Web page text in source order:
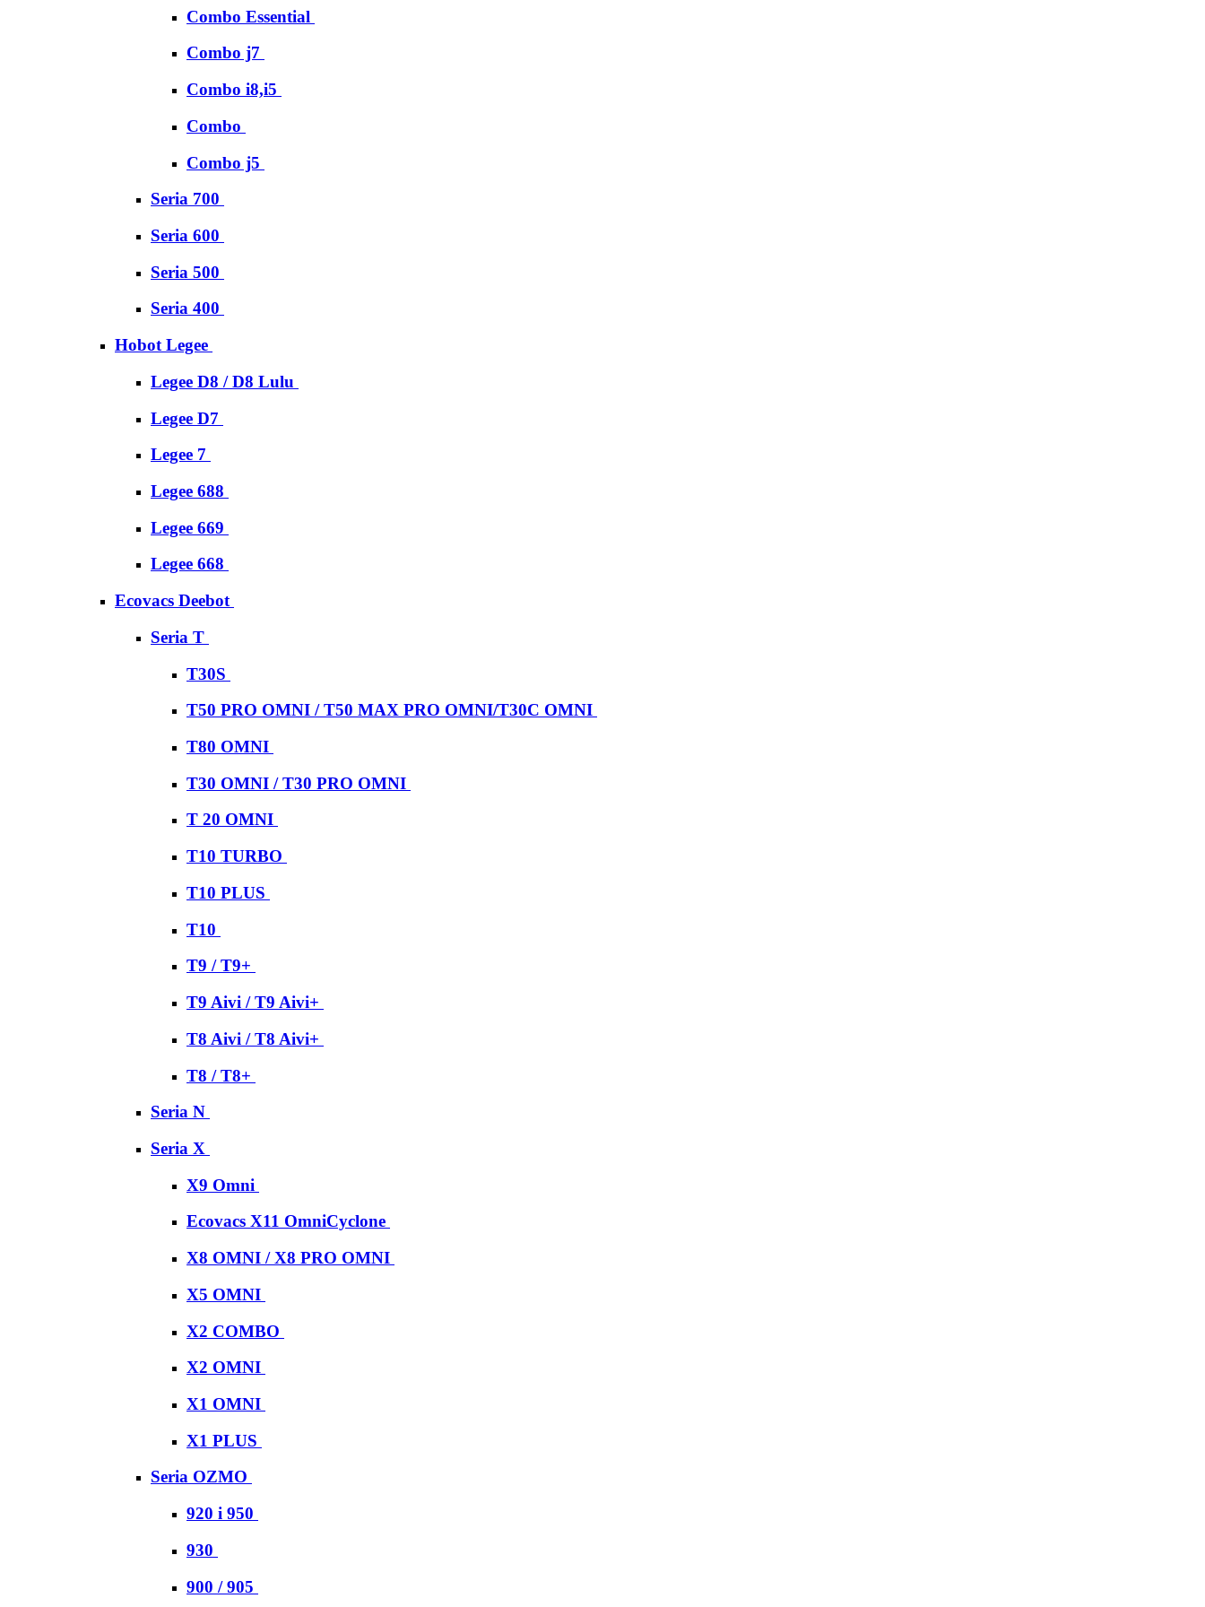
Combo Essential
Combo j7
Combo i8,i5
Combo
Combo j5
Seria 700
Seria 600
Seria 500
Seria 400
Hobot Legee
Legee D8 / D8 Lulu
Legee D7
Legee 7
Legee 688
Legee 669
Legee 668
Ecovacs Deebot
Seria T
T30S
T50 PRO OMNI / T50 MAX PRO OMNI/T30C OMNI
T80 OMNI
T30 OMNI / T30 PRO OMNI
T 20 OMNI
T10 TURBO
T10 PLUS
T10
T9 / T9+
T9 Aivi / T9 Aivi+
T8 Aivi / T8 Aivi+
T8 / T8+
Seria N
Seria X
X9 Omni
Ecovacs X11 OmniCyclone
X8 OMNI / X8 PRO OMNI
X5 OMNI
X2 COMBO
X2 OMNI
X1 OMNI
X1 PLUS
Seria OZMO
920 i 950
930
900 / 905